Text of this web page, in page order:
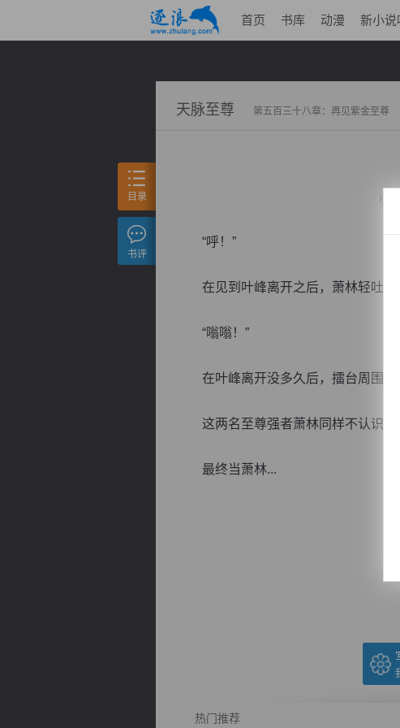
首页 书库 动漫 新小说
天脉至尊 第五百三十八章：再见紫金至尊
小说
“呼！”
在见到叶峰离开之后，萧林轻吐了
“嗡嗡！”
在叶峰离开没多久后，擂台周围的
这两名至尊强者萧林同样不认识，
最终当萧林...
热门推荐
目录
书评